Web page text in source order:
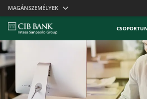
Skiplinks
MAGÁNSZEMÉLYEK